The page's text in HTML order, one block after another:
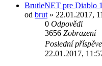
BrutleNET pre Diablo
od brut » 22.01.2017,
0 Odpovědi
3656 Zobrazení
Poslední
22.01.2017,